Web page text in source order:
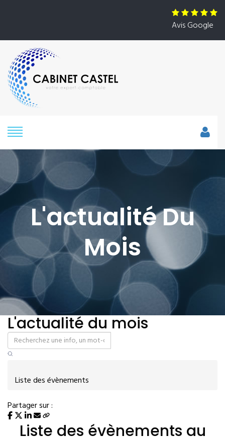
Avis Google
L'actualité Du
Mois
L'actualité du mois
Liste des évènements
Partager sur :
Liste des évènements au